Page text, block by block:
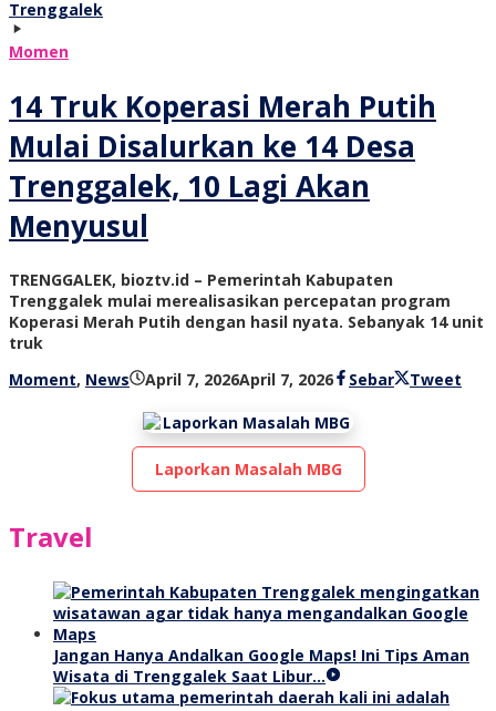
Momen
14 Truk Koperasi Merah Putih
Mulai Disalurkan ke 14 Desa
Trenggalek, 10 Lagi Akan
Menyusul
TRENGGALEK, bioztv.id – Pemerintah Kabupaten
Trenggalek mulai merealisasikan percepatan program
Koperasi Merah Putih dengan hasil nyata. Sebanyak 14 unit
truk
Moment, News April 7, 2026April 7, 2026oleh
tv
Sebar Tweet
Laporkan Masalah MBG
Travel
Jangan Hanya Andalkan Google Maps! Ini Tips Aman
Wisata di Trenggalek Saat Libur…